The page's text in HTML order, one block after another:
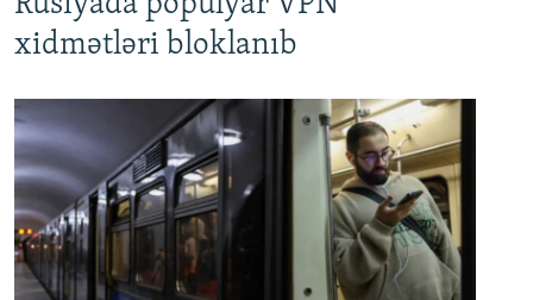
xidmətləri bloklanıb